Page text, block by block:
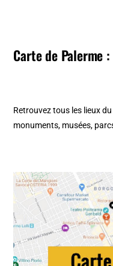
Carte de Palerme
Retrouvez tous les lieux
monuments, musées,